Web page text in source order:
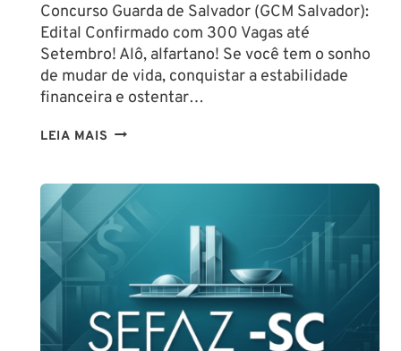
Concurso Guarda de Salvador (GCM Salvador):
Edital Confirmado com 300 Vagas até
Setembro! Alô, alfartano! Se você tem o sonho
de mudar de vida, conquistar a estabilidade
financeira e ostentar…
LEIA MAIS CONCURSO
SALVADOR
(GCM
SALVADOR):
CONFIRMADO
SETEMBRO!